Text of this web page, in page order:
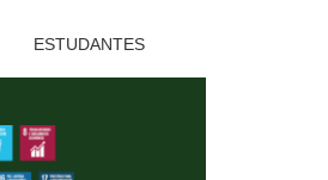
ESTUDANTES